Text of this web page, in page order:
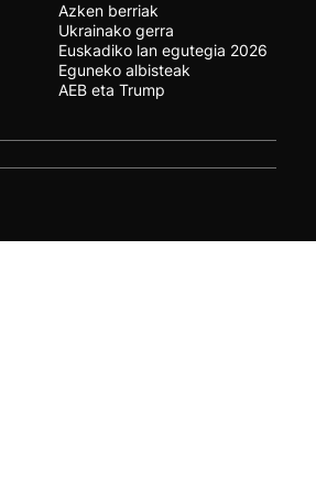
Azken berriak
Ukrainako gerra
Euskadiko lan egutegia 2026
Eguneko albisteak
AEB eta Trump